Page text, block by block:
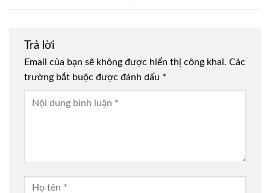
Trả lời
Email của bạn sẽ không được hiển thị công khai. Các
trường bắt buộc được đánh dấu *